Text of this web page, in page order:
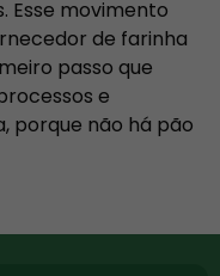
Esse movimento
de farinha
passo que
e
porque não há pão